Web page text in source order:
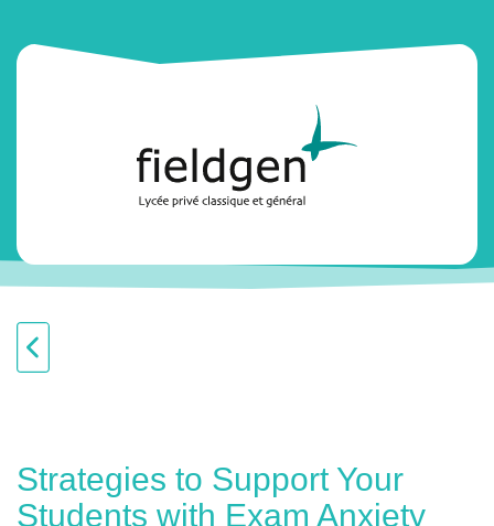
Strategies to Support Your
Students with Exam Anxiety